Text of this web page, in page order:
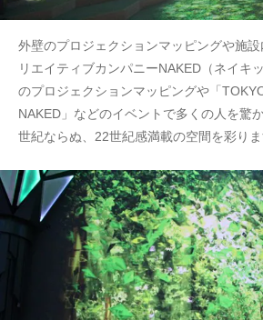
外壁のプロジェクションマッピングや施
リエイティブカンパニーNAKED（ネイキ
のプロジェクションマッピングや「
NAKED」などのイベントで多くの人を驚
世紀ならぬ、22世紀感満載の空間を彩りま